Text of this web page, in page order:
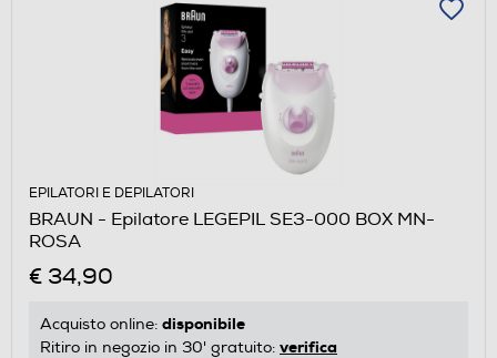
EPILATORI E DEPILATORI
BRAUN - Epilatore LEGEPIL SE3-000 BOX MN-
ROSA
€ 34,90
Acquisto online: disponibile
Ritiro in negozio in 30' gratuito: verifica